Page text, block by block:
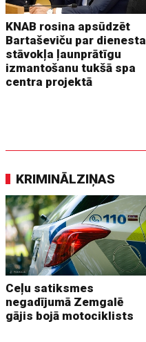
KNAB rosina apsūdzēt
Bartaševiču par dienesta
stāvokļa ļaunprātīgu
izmantošanu tukšā spa
centra projektā
KRIMINĀLZIŅAS
Ceļu satiksmes
negadījumā Zemgalē
gājis bojā motociklists